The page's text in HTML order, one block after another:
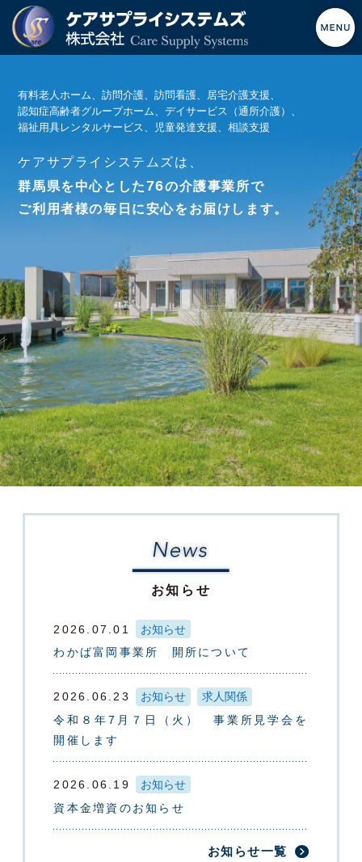
有料老人ホーム、訪問介護、訪問看護、居宅介護支援、
認知症高齢者グループホーム、デイサービス（通所介護）、
福祉用具レンタルサービス、児童発達支援、相談支援
ケアサプライシステムズは、
群馬県を中心とした76の介護事業所で
ご利用者様の毎日に安心をお届けします。
お知らせ
2026.07.01
お知らせ
わかば富岡事業所 開所について
2026.06.23 お知らせ
求人関係
令和８年7月７日（火） 事業所見学会を
開催します
2026.06.19
お知らせ
資本金増資のお知らせ
お知らせ一覧